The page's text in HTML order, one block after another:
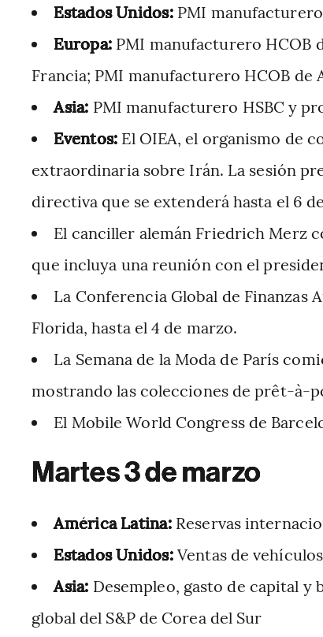
Estados Unidos: PMI
Europa: PMI manufacturero HCOB
Francia; PMI manufacturero HCOB de
Asia: PMI manufacturero HSBC y
Eventos: El OIEA, el organismo de
extraordinaria sobre Irán. La sesión
directiva que se extenderá hasta el 6
El canciller alemán Friedrich Merz
que incluya una reunión con el
La Conferencia Global de Finanzas
Florida, hasta el 4 de marzo.
La Semana de la Moda de París
mostrando las colecciones de prêt-
El Mobile World Congress de
Martes 3 de marzo
América Latina: Reservas
Estados Unidos:Ventas de vehículos
Asia: Desempleo, gasto de capital y
global del S&P de Corea del Sur